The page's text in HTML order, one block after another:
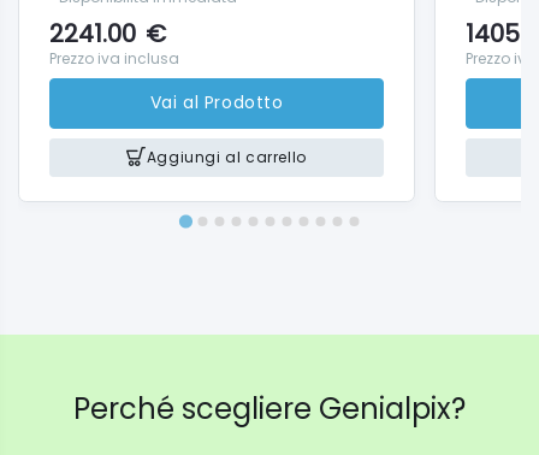
2241.00 €
Prezzo iva inclusa
Vai al Prodotto
Aggiungi al carrello
Prezzo
Perché scegliere Genialpix?